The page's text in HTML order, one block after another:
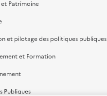
Patrimoine
et pilotage des politiques publiques
et Formation
Publiques